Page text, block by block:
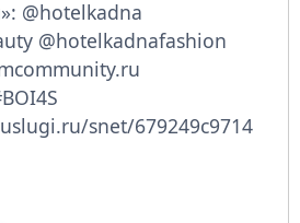
@hotelkadna
@hotelkadnafashion
snet/679249c9714